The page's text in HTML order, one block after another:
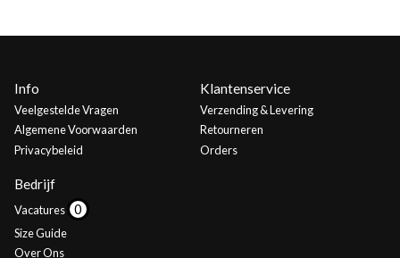
Info
Veelgestelde Vragen
Algemene Voorwaarden
Privacybeleid
Klantenservice
Verzending & Levering
Retourneren
Orders
Bedrijf
Vacatures
Size Guide
Over Ons